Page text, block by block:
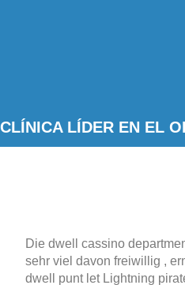
CLÍNICA LÍDER EN EL
Die dwell cassino
sehr viel davon freiwillig ,
dwell punt let Lightning